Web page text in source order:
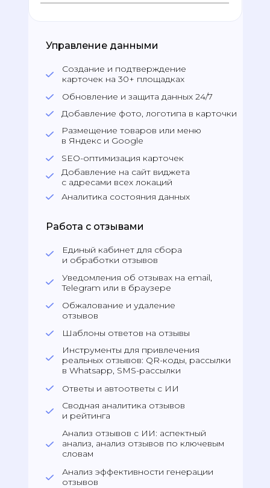
Управление данными
Создание и подтверждение
карточек на 30+ площадках
Работа с отзывами
Обновление и защита данных 24/7
Единый кабинет для сбора
и обработки отзывов
Ответы и автоответы с ИИ
Анализ отзывов с ИИ: аспектный
анализ, анализ отзывов по ключевым
словам
Анализ эффективности генерации
отзывов
Уведомления об отзывах на email,
Telegram или в браузере
Сводная аналитика отзывов
и рейтинга
Обжалование и удаление
отзывов
Шаблоны ответов на отзывы
Инструменты для привлечения
реальных отзывов: QR-коды, рассылки
в Whatsapp, SMS-рассылки
Добавление фото, логотипа в карточки
SEO-оптимизация карточек
Аналитика состояния данных
Размещение товаров или меню
в Яндекс и Google
Добавление на сайт виджета
с адресами всех локаций